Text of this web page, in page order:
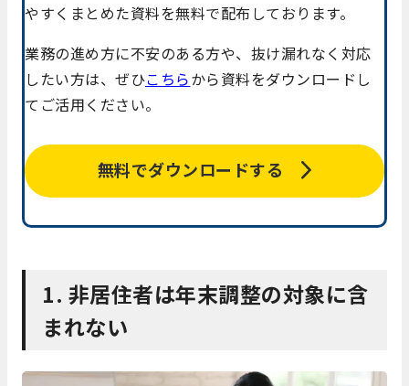
やすくまとめた資料を無料で配布しております。
業務の進め方に不安のある方や、抜け漏れなく対応
したい方は、ぜひこちらから資料をダウンロードし
てご活用ください。
無料でダウンロードする
1. 非居住者は年末調整の対象に含
まれない